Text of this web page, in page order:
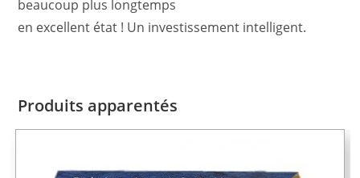
beaucoup plus longtemps
en excellent état ! Un investissement intelligent.
Produits apparentés